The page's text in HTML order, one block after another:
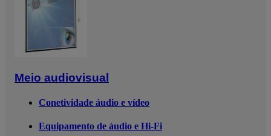
Meio audiovisual
Conetividade áudio e vídeo
Equipamento de áudio e Hi-Fi